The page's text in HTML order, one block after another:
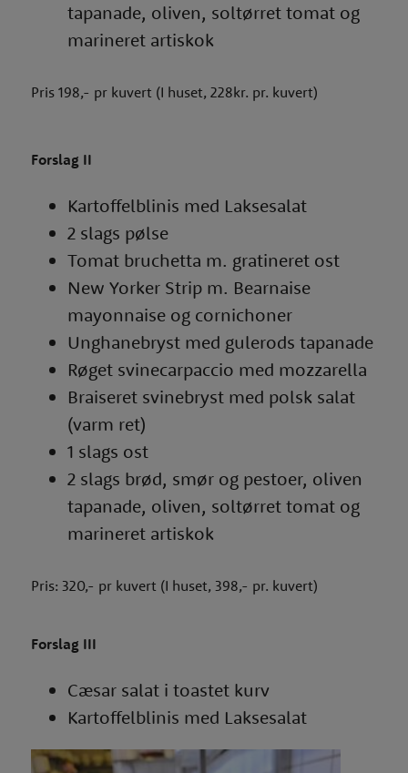
tapanade, oliven, soltørret tomat og
marineret artiskok
Pris 198,- pr kuvert (I huset, 228kr. pr. kuvert)
Forslag II
Kartoffelblinis med Laksesalat
2 slags pølse
Tomat bruchetta m. gratineret ost
New Yorker Strip m. Bearnaise
mayonnaise og cornichoner
Unghanebryst med gulerods tapanade
Røget svinecarpaccio med mozzarella
Braiseret svinebryst med polsk salat
(varm ret)
1 slags ost
2 slags brød, smør og pestoer, oliven
tapanade, oliven, soltørret tomat og
marineret artiskok
Pris: 320,- pr kuvert (I huset, 398,- pr. kuvert)
Forslag III
Cæsar salat i toastet kurv
Kartoffelblinis med Laksesalat